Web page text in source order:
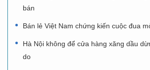
bán
Bán lẻ Việt Nam chứng kiến cuộc đua
Hà Nội không để cửa hàng xăng dầu
do